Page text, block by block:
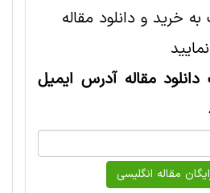
خرید و دانلود مقاله
مقاله آدرس ایمیل